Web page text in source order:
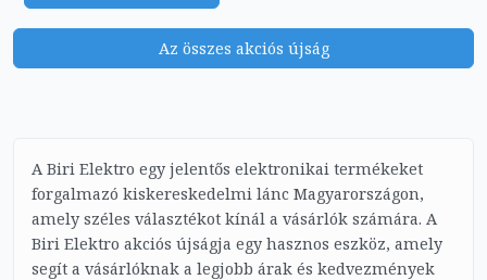
Az összes akciós újság
A Biri Elektro egy jelentős elektronikai termékeket
forgalmazó kiskereskedelmi lánc Magyarországon,
amely széles választékot kínál a vásárlók számára. A
Biri Elektro akciós újságja egy hasznos eszköz, amely
segít a vásárlóknak a legjobb árak és kedvezmények